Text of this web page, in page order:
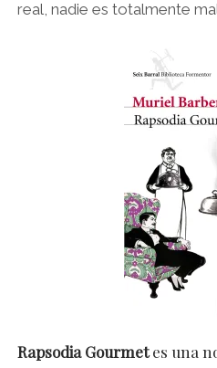
real, nadie es totalmente
Rapsodia Gourmetes una